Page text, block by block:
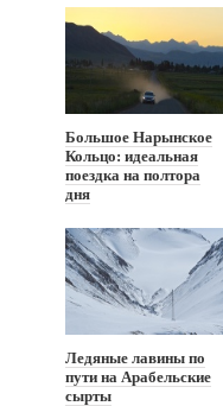
Большое Нарынское
Кольцо: идеальная
поездка на полтора
дня
Ледяные лавины по
пути на Арабельские
сырты